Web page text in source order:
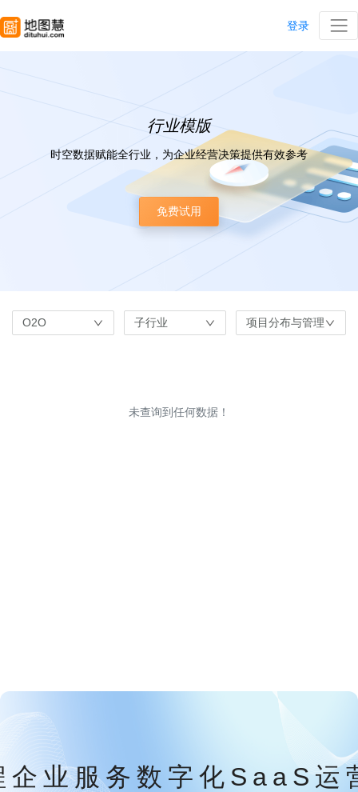
登录
行业模版
时空数据赋能全行业，为企业经营决策提供有效参考
免费试用
O2O 子行业 项目分布与管理
未查询到任何数据！
企业服务数字化SaaS运